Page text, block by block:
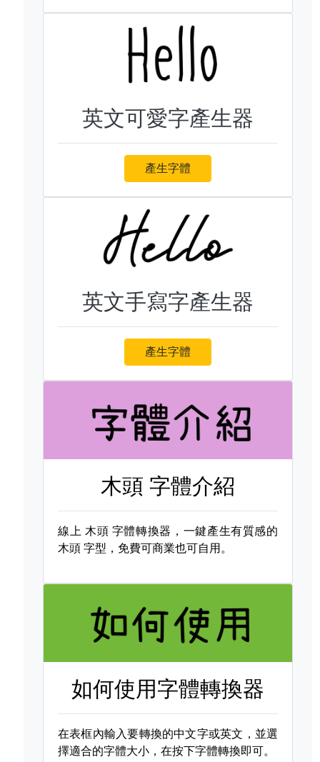
英文可愛字產生器
產生字體
英文手寫字產生器
產生字體
木頭 字體介紹
線上 木頭 字體轉換器，一鍵產生有質感的
木頭 字型，免費可商業也可自用。
如何使用字體轉換器
在表框內輸入要轉換的中文字或英文，並選
擇適合的字體大小，在按下字體轉換即可。